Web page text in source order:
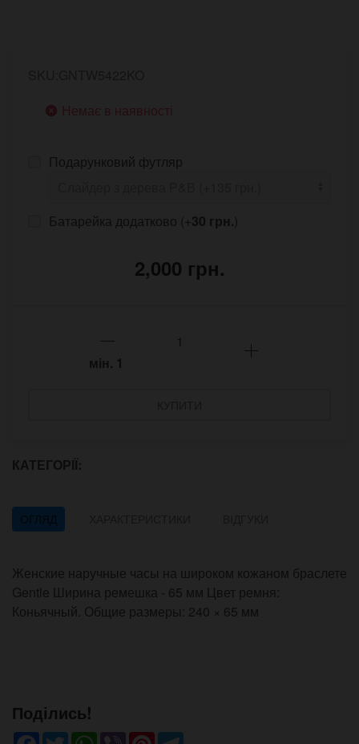
Немає в наявності
Подарунковий футляр
Батарейка додатково (+30 грн.)
2,000 грн.
мін. 1
КАТЕГОРІЇ:
ОГЛЯД
Женские наручные часы на широком кожаном браслете
Gentle Ширина ремешка - 65 мм Цвет ремня:
Коньячный. Общие размеры: 240 × 65 мм
Поділись!
Facebook
TwitterWhatsApp
ViberPinterest